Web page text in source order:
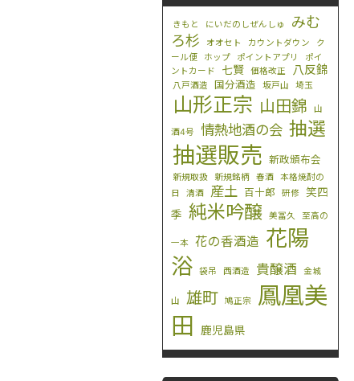
きもと にいだのしぜんしゅ
みむ
ろ杉
オオセト カウントダウン
ク
ール便
ホップ ポイントアプリ
ポイ
ントカード
七賢 価格改正 八反錦
八戸酒造 国分酒造 坂戸山 埼玉
山形正宗 山田錦 山
酒4号 情熱地酒の会 抽選
抽選販売 新政頒布会
新規取扱 新規銘柄 春酒
本格焼酎の
日
清酒 産土 百十郎 研修
笑四
季 純米吟醸 美冨久 至高の
一本 花の香酒造 花陽
浴
袋吊 西酒造 貴醸酒 金城
山 雄町 鳩正宗
鳳凰美
田
鹿児島県